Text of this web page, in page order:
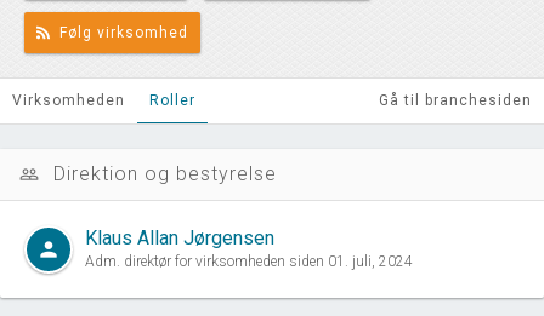
Følg virksomhed
Virksomheden Roller Gå til branchesiden
people_outline Direktion og bestyrelse
person Klaus Allan Jørgensen
Adm. direktør for virksomheden siden 01. juli, 2024